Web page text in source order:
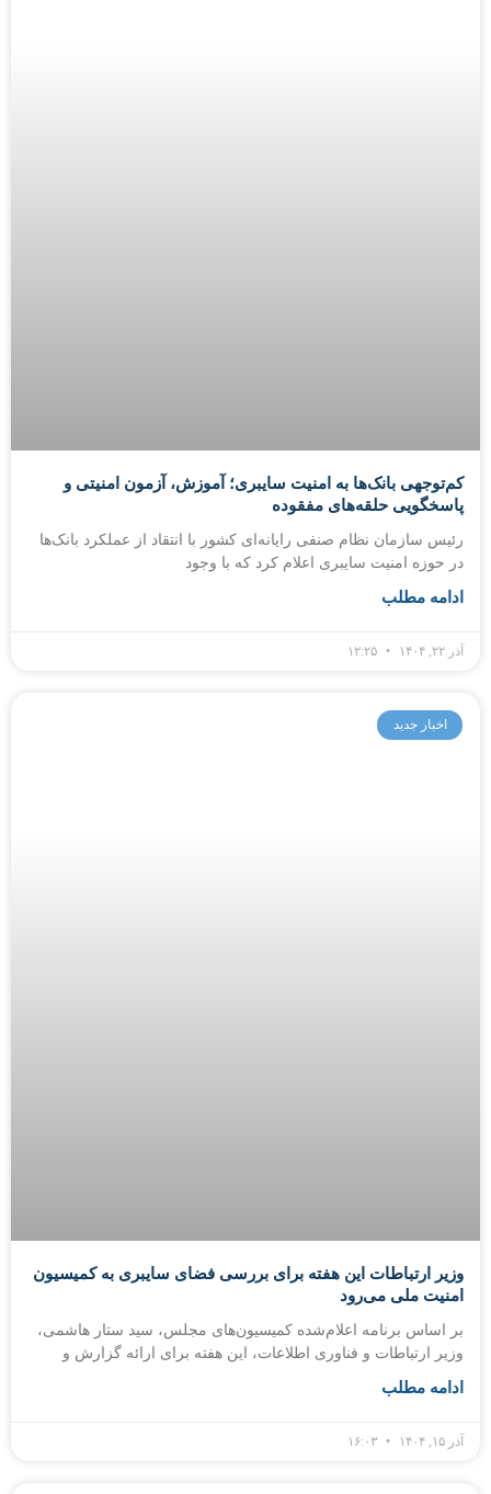
کم‌توجهی بانک‌ها به امنیت سایبری؛ آموزش، آزمون امنیتی و
پاسخگویی حلقه‌های مفقوده
رئیس سازمان نظام صنفی رایانه‌ای کشور با انتقاد از عملکرد بانک‌ها
در حوزه امنیت سایبری اعلام کرد که با وجود
ادامه مطلب
آذر ۲۲, ۱۴۰۴
اخبار جدید
وزیر ارتباطات این هفته برای بررسی فضای سایبری به کمیسیون
امنیت ملی می‌رود
بر اساس برنامه اعلام‌شده کمیسیون‌های مجلس، سید ستار هاشمی،
وزیر ارتباطات و فناوری اطلاعات، این هفته برای ارائه گزارش و
ادامه مطلب
آذر ۱۵, ۱۴۰۴